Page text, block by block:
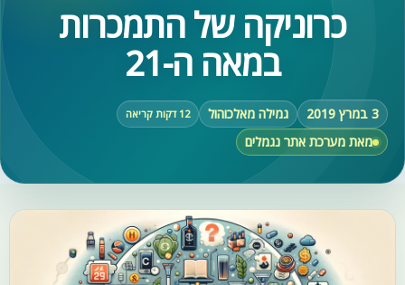
כרוניקה של התמכרות
במאה ה-21
3 במרץ 2019 גמילה מאלכוהול 12 דקות קריאה
מאת מערכת אתר נגמלים